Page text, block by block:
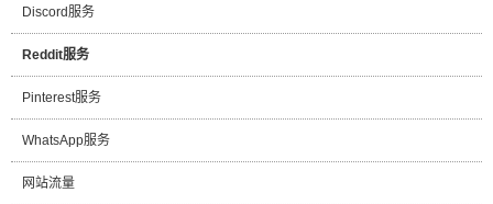
Discord服务
Reddit服务
Pinterest服务
WhatsApp服务
网站流量